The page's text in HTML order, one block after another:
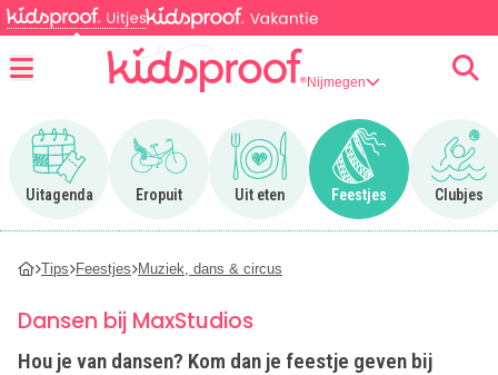
Nijmegen
Uitagenda
Ga naar Uitagenda
Eropuit
Ga naar Eropuit
Uit eten
Ga naar Uit eten
Feestjes
Ga naar Feestjes
Clubjes
Ga
Tips Feestjes Muziek, dans & circus
Dansen bij MaxStudios
Hou je van dansen? Kom dan je feestje geven bij